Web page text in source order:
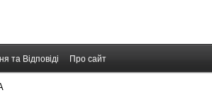
та Відповіді Про сайт